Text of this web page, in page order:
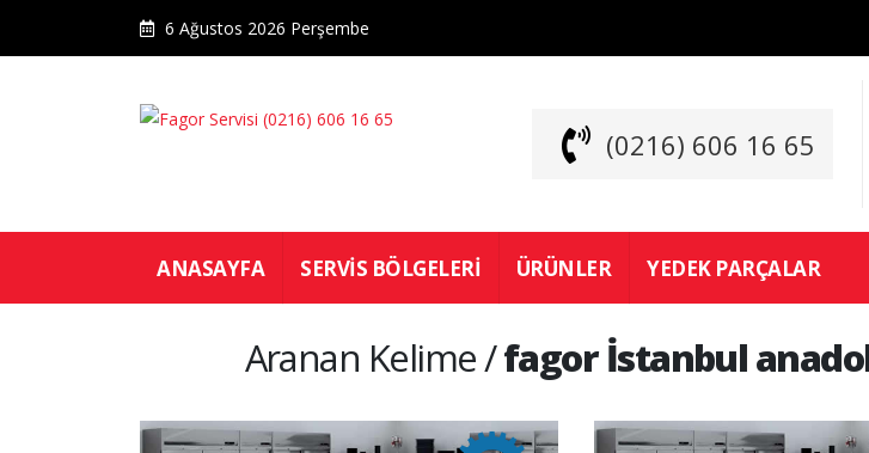
6 Ağustos 2026 Perşembe
(0216) 606 16 65
ANASAYFA SERVIS BÖLGELERI ÜRÜNLER YEDEK PARÇALAR
Aranan Kelime /fagor İstanbul